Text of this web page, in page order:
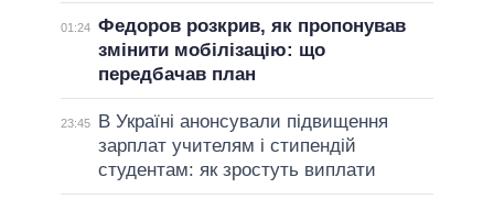
01:24 Федоров розкрив, як пропонував
змінити мобілізацію: що
передбачав план
23:45
В Україні анонсували підвищення
зарплат учителям і стипендій
студентам: як зростуть виплати